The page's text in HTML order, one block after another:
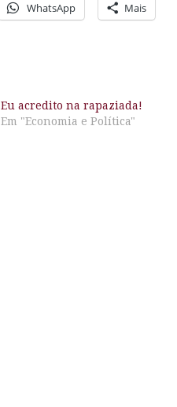
WhatsApp Mais
Eu acredito na rapaziada!
Em "Economia e Política"